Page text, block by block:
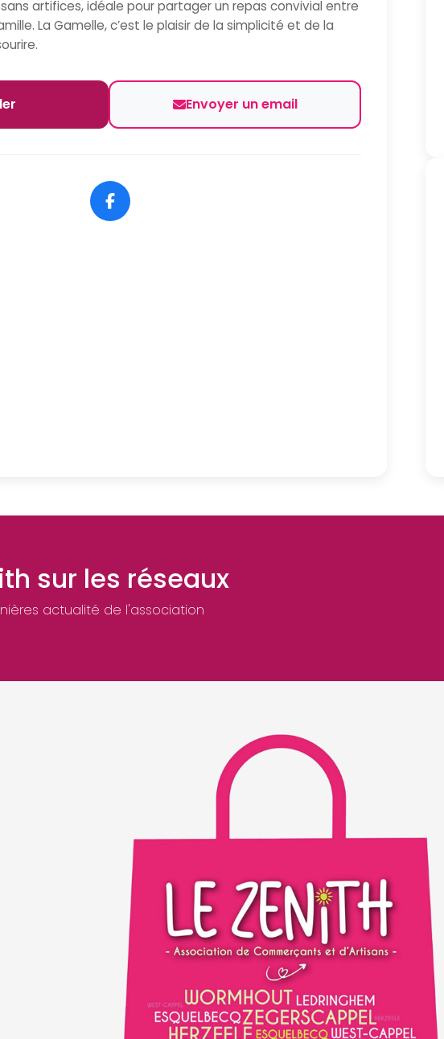
artifices, idéale pour partager un repas convivial entre
La Gamelle, c’est le plaisir de la simplicité et de la
Envoyer un email
sur les réseaux
actualité de l'association